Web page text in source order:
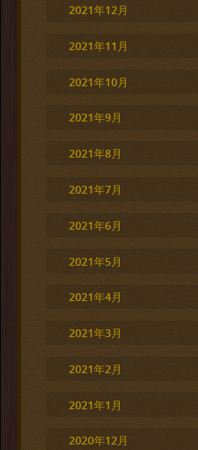
2021年12月
2021年11月
2021年10月
2021年9月
2021年8月
2021年7月
2021年6月
2021年5月
2021年4月
2021年3月
2021年2月
2021年1月
2020年12月